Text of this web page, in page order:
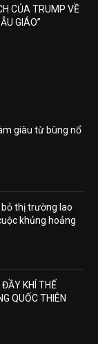
CỦA TRUMP VỀ
GIÁO”
giàu từ bùng nổ
bỏ thị trường lao
khủng hoảng
KHÍ THẾ
QUỐC THIÊN